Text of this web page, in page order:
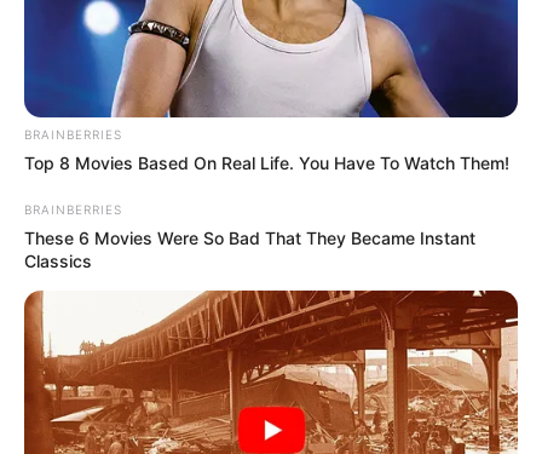
BRAINBERRIES
Top 8 Movies Based On Real Life. You Have To Watch Them!
BRAINBERRIES
These 6 Movies Were So Bad That They Became Instant
Classics